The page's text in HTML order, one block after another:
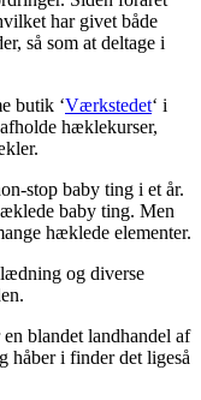
har givet både
så som at deltage i
butik ‘Værkstedet‘ i
hæklekurser,
stop baby ting i et år.
baby ting. Men
hæklede elementer.
og diverse
blandet landhandel af
håber i finder det ligeså